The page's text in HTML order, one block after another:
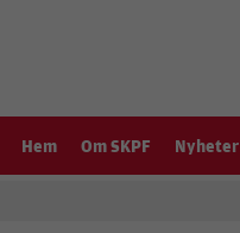
Hem Om SKPF Nyheter